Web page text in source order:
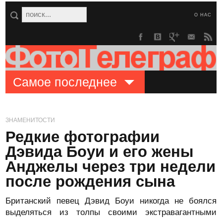
О НАС
Самое последнее
ЗНАМЕНИТОСТИ
Редкие фотографии
Дэвида Боуи и его жены
Анджелы через три недели
после рождения сына
Британский певец Дэвид Боуи никогда не боялся
выделяться из толпы своими экстравагантными